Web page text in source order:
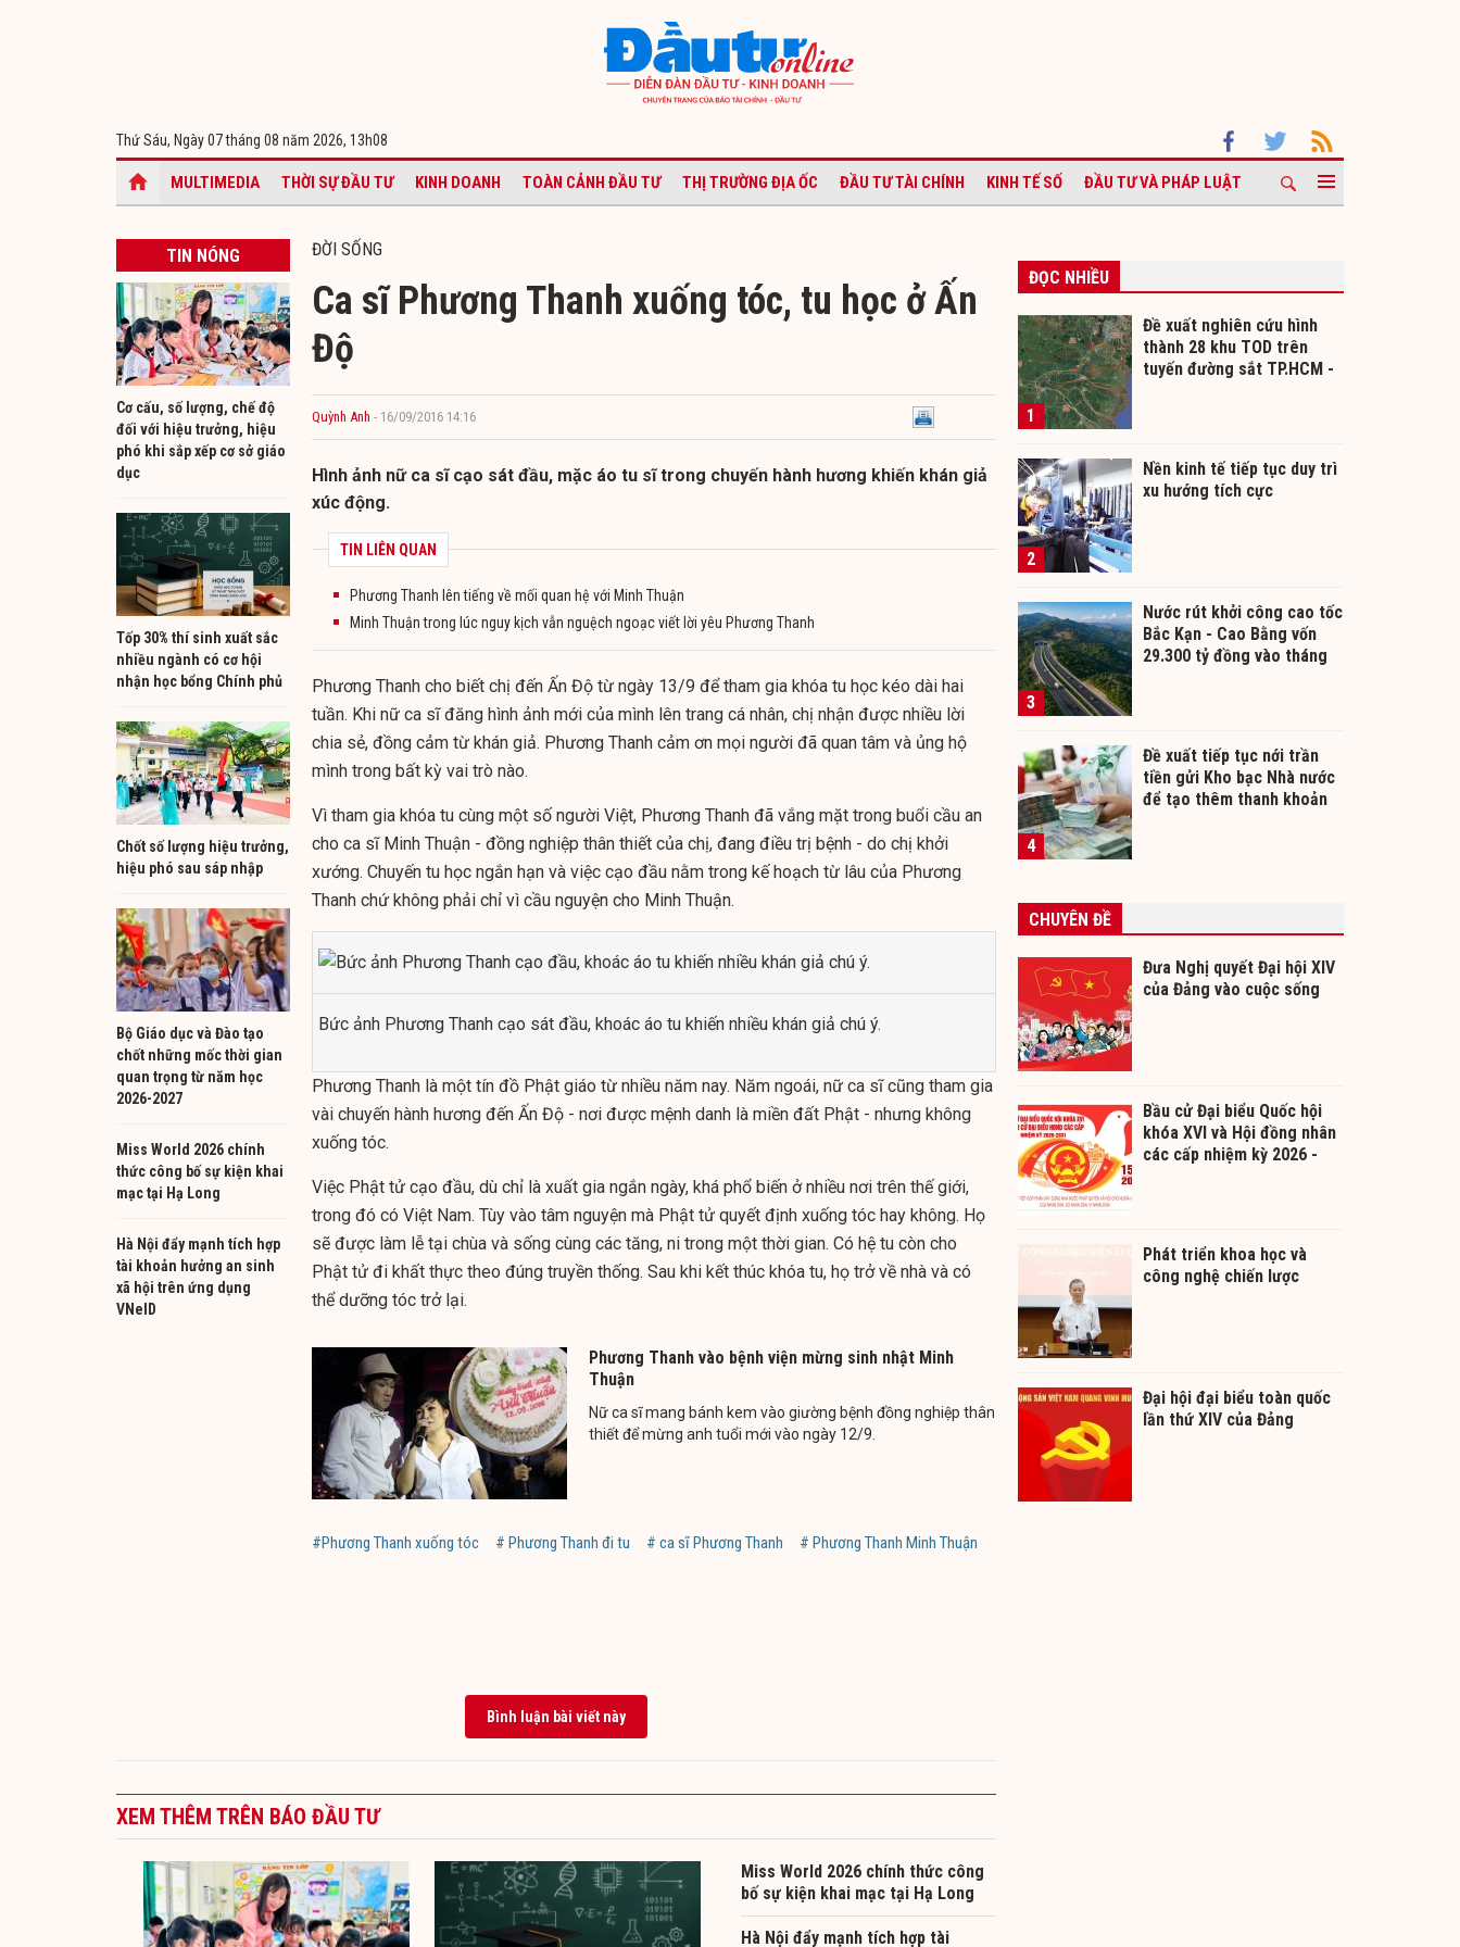
Thứ Sáu, Ngày 07 tháng 08 năm 2026, 13h08
MULTIMEDIA THỜI SỰ ĐẦU TƯ KINH DOANH TOÀN CẢNH ĐẦU TƯ THỊ TRƯỜNG ĐỊA ỐC ĐẦU TƯ TÀI CHÍNH KINH TẾ SỐ ĐẦU TƯ VÀ PHÁP LUẬT
TIN NÓNG
Cơ cấu, số lượng, chế độ
đối với hiệu trưởng, hiệu
phó khi sắp xếp cơ sở giáo
dục
Tốp 30% thí sinh xuất sắc
nhiều ngành có cơ hội
nhận học bổng Chính phủ
Chốt số lượng hiệu trưởng,
hiệu phó sau sáp nhập
Bộ Giáo dục và Đào tạo
chốt những mốc thời gian
quan trọng từ năm học
2026-2027
Miss World 2026 chính
thức công bố sự kiện khai
mạc tại Hạ Long
Hà Nội đẩy mạnh tích hợp
tài khoản hưởng an sinh
xã hội trên ứng dụng
VNeID
ĐỜI SỐNG
Ca sĩ Phương Thanh xuống tóc, tu học ở Ấn
Độ
Quỳnh Anh - 16/09/2016 14:16
Hình ảnh nữ ca sĩ cạo sát đầu, mặc áo tu sĩ trong chuyến hành hương khiến khán giả
xúc động.
TIN LIÊN QUAN
Phương Thanh lên tiếng về mối quan hệ với Minh Thuận
Minh Thuận trong lúc nguy kịch vẫn nguệch ngoạc viết lời yêu Phương Thanh
Phương Thanh cho biết chị đến Ấn Độ từ ngày 13/9 để tham gia khóa tu học kéo dài hai
tuần. Khi nữ ca sĩ đăng hình ảnh mới của mình lên trang cá nhân, chị nhận được nhiều lời
chia sẻ, đồng cảm từ khán giả. Phương Thanh cảm ơn mọi người đã quan tâm và ủng hộ
mình trong bất kỳ vai trò nào.
Vì tham gia khóa tu cùng một số người Việt, Phương Thanh đã vắng mặt trong buổi cầu an
cho ca sĩ Minh Thuận - đồng nghiệp thân thiết của chị, đang điều trị bệnh - do chị khởi
xướng. Chuyến tu học ngắn hạn và việc cạo đầu nằm trong kế hoạch từ lâu của Phương
Thanh chứ không phải chỉ vì cầu nguyện cho Minh Thuận.
Bức ảnh Phương Thanh cạo sát đầu, khoác áo tu khiến nhiều khán giả chú ý.
Phương Thanh là một tín đồ Phật giáo từ nhiều năm nay. Năm ngoái, nữ ca sĩ cũng tham gia
vài chuyến hành hương đến Ấn Độ - nơi được mệnh danh là miền đất Phật - nhưng không
xuống tóc.
Việc Phật tử cạo đầu, dù chỉ là xuất gia ngắn ngày, khá phổ biến ở nhiều nơi trên thế giới,
trong đó có Việt Nam. Tùy vào tâm nguyện mà Phật tử quyết định xuống tóc hay không. Họ
sẽ được làm lễ tại chùa và sống cùng các tăng, ni trong một thời gian. Có hệ tu còn cho
Phật tử đi khất thực theo đúng truyền thống. Sau khi kết thúc khóa tu, họ trở về nhà và có
thể dưỡng tóc trở lại.
Phương Thanh vào bệnh viện mừng sinh nhật Minh
Thuận
Nữ ca sĩ mang bánh kem vào giường bệnh đồng nghiệp thân
thiết để mừng anh tuổi mới vào ngày 12/9.
#Phương Thanh xuống tóc # Phương Thanh đi tu # ca sĩ Phương Thanh # Phương Thanh Minh Thuận
Bình luận bài viết này
XEM THÊM TRÊN BÁO ĐẦU TƯ
Miss World 2026 chính thức công
bố sự kiện khai mạc tại Hạ Long
Hà Nội đẩy mạnh tích hợp tài
ĐỌC NHIỀU
1
Đề xuất nghiên cứu hình
thành 28 khu TOD trên
tuyến đường sắt TP.HCM -
2
Nền kinh tế tiếp tục duy trì
xu hướng tích cực
3
Nước rút khởi công cao tốc
Bắc Kạn - Cao Bằng vốn
29.300 tỷ đồng vào tháng
4
Đề xuất tiếp tục nới trần
tiền gửi Kho bạc Nhà nước
để tạo thêm thanh khoản
CHUYÊN ĐỀ
Đưa Nghị quyết Đại hội XIV
của Đảng vào cuộc sống
Bầu cử Đại biểu Quốc hội
khóa XVI và Hội đồng nhân
các cấp nhiệm kỳ 2026 -
Phát triển khoa học và
công nghệ chiến lược
Đại hội đại biểu toàn quốc
lần thứ XIV của Đảng